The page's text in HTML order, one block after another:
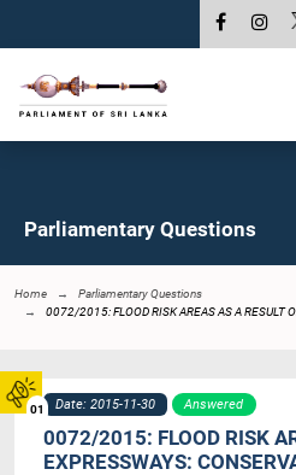
01
Parliamentary Questions
Home
Parliamentary Questions
0072/2015: FLOOD RISK AREAS AS A RESULT
Date: 2015-11-30 Answered
0072/2015: FLOOD RISK
EXPRESSWAYS: